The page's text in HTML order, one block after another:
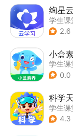
绚星
学生课
2.6
小盒
学生课
0.0
科学
学生课
4.3